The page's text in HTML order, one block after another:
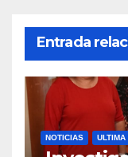
Entrada
NOTICIAS ULTIMA